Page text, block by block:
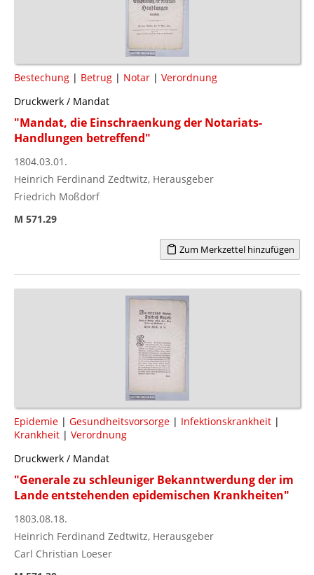
Bestechung | Betrug | Notar | Verordnung
Druckwerk / Mandat
"Mandat, die Einschraenkung der Notariats-
Handlungen betreffend"
1804.03.01.
Heinrich Ferdinand Zedtwitz, Herausgeber
Friedrich Moßdorf
M 571.29
Zum Merkzettel hinzufügen
Epidemie | Gesundheitsvorsorge | Infektionskrankheit |
Krankheit | Verordnung
Druckwerk / Mandat
"Generale zu schleuniger Bekanntwerdung der im
Lande entstehenden epidemischen Krankheiten"
1803.08.18.
Heinrich Ferdinand Zedtwitz, Herausgeber
Carl Christian Loeser